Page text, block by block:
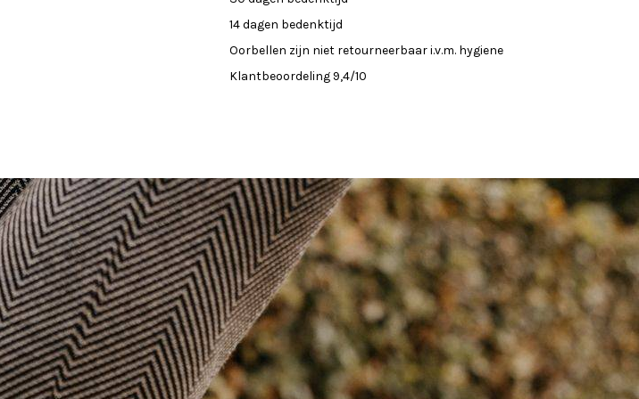
14 dagen bedenktijd
Oorbellen zijn niet retourneerbaar i.v.m. hygiene
Klantbeoordeling 9,4/10